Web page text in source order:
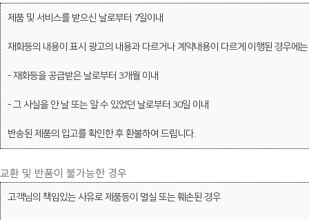
제품 및 서비스를 받으신 날로부터 7일이내
재화등의 내용이 표시 광고의 내용과 다르거나 계약내용이 다르게 이행된 경우에는
- 재화등을 공급받은 날로부터 3개월 이내
- 그 사실을 안 날 또는 알 수 있었던 날로부터 30일 이내
반송된 제품의 입고를 확인한 후 환불하여 드립니다.
교환 및 반품이 불가능한 경우
고객님의 책임있는 사유로 제품등이 멸실 또는 훼손된 경우